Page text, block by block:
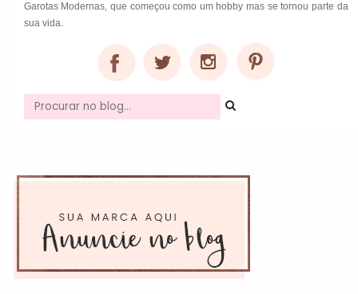
Garotas Modernas, que começou como um hobby mas se tornou parte da
sua vida.